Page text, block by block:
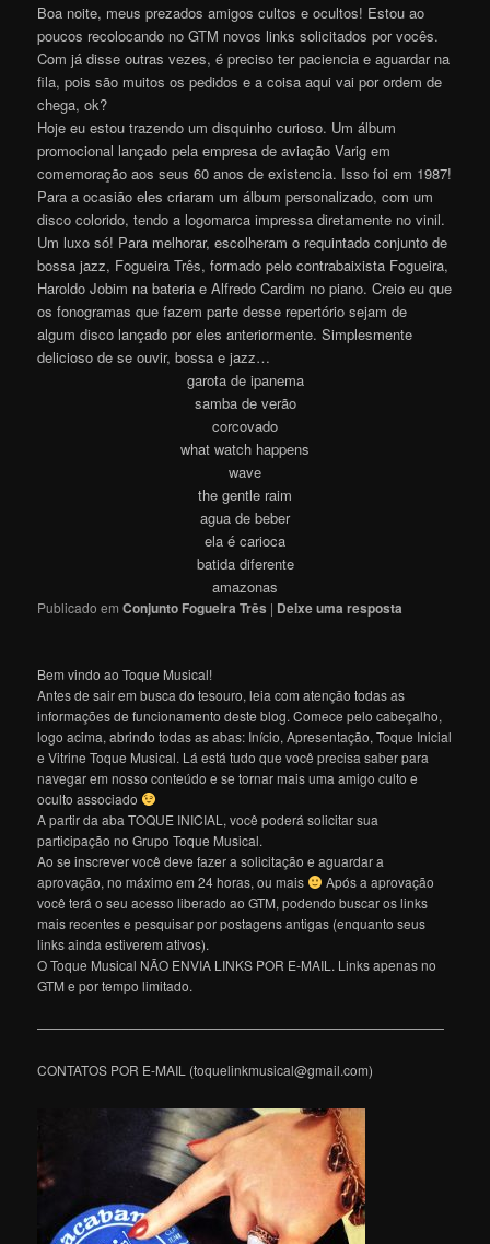
Boa noite, meus prezados amigos cultos e ocultos! Estou ao
poucos recolocando no GTM novos links solicitados por vocês.
Com já disse outras vezes, é preciso ter paciencia e aguardar na
fila, pois são muitos os pedidos e a coisa aqui vai por ordem de
chega, ok?
Hoje eu estou trazendo um disquinho curioso. Um álbum
promocional lançado pela empresa de aviação Varig em
comemoração aos seus 60 anos de existencia. Isso foi em 1987!
Para a ocasião eles criaram um álbum personalizado, com um
disco colorido, tendo a logomarca impressa diretamente no vinil.
Um luxo só! Para melhorar, escolheram o requintado conjunto de
bossa jazz, Fogueira Três, formado pelo contrabaixista Fogueira,
Haroldo Jobim na bateria e Alfredo Cardim no piano. Creio eu que
os fonogramas que fazem parte desse repertório sejam de
algum disco lançado por eles anteriormente. Simplesmente
delicioso de se ouvir, bossa e jazz…
garota de ipanema
samba de verão
corcovado
what watch happens
wave
the gentle raim
agua de beber
ela é carioca
batida diferente
amazonas
Publicado em Conjunto Fogueira Três | Deixe uma resposta
Bem vindo ao Toque Musical!
Antes de sair em busca do tesouro, leia com atenção todas as
informações de funcionamento deste blog. Comece pelo cabeçalho,
logo acima, abrindo todas as abas: Início, Apresentação, Toque Inicial
e Vitrine Toque Musical. Lá está tudo que você precisa saber para
navegar em nosso conteúdo e se tornar mais uma amigo culto e
oculto associado
A partir da aba TOQUE INICIAL, você poderá solicitar sua
participação no Grupo Toque Musical.
Ao se inscrever você deve fazer a solicitação e aguardar a
aprovação, no máximo em 24 horas, ou mais
Após a aprovação
você terá o seu acesso liberado ao GTM, podendo buscar os links
mais recentes e pesquisar por postagens antigas (enquanto seus
links ainda estiverem ativos).
O Toque Musical NÃO ENVIA LINKS POR E-MAIL. Links apenas no
GTM e por tempo limitado.
———————————————————————————————
CONTATOS POR E-MAIL (toquelinkmusical@gmail.com)